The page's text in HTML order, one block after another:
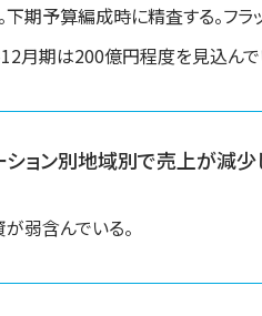
下期予算編成時に精査する。フ
月期は200億円程度を見込んで
ョン別地域別で売上が減少
弱含んでいる。